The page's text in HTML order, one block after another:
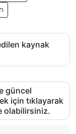
kaynak
güncel
için tıklayarak
olabilirsiniz.